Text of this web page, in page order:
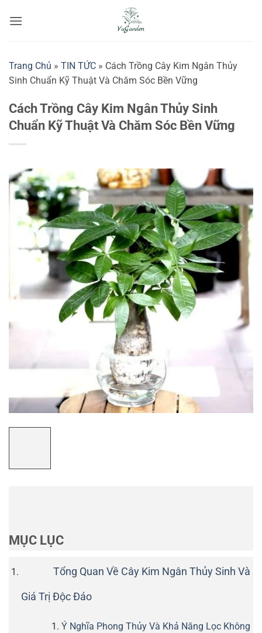
qua
Trang Chủ » TIN TỨC » Cách Trồng Cây Kim Ngân Thủy
Sinh Chuẩn Kỹ Thuật Và Chăm Sóc Bền Vững
Cách Trồng Cây Kim Ngân Thủy Sinh
Chuẩn Kỹ Thuật Và Chăm Sóc Bền Vững
MỤC LỤC
Tổng Quan Về Cây Kim Ngân Thủy Sinh Và
Giá Trị Độc Đáo
Ý Nghĩa Phong Thủy Và Khả Năng Lọc Không